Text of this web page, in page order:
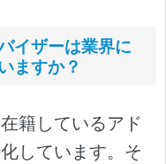
イザーは業界に
ますか？
籍しているアド
しています。そ